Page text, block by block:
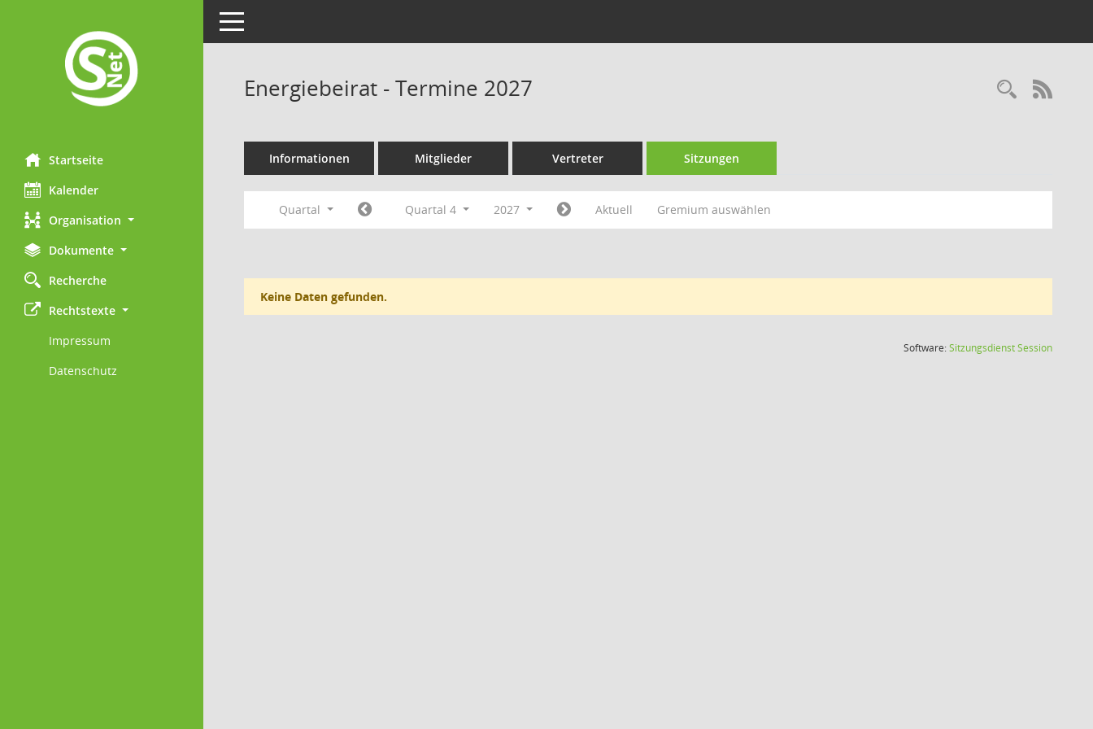
Startseite
Kalender
Organisation
Dokumente
Recherche
Rechtstexte
Impressum
Datenschutz
Toggle navigation
Energiebeirat - Termine 2027
Informationen Mitglieder Vertreter Sitzungen
Quartal Quartal 4 2027 Aktuell Gremium auswählen
Keine Daten gefunden.
Software:SitzungsdienstSession(Wird in